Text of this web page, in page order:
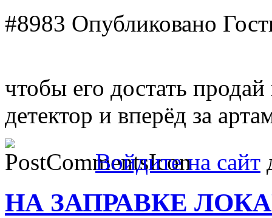
#8983 Опубликовано
чтобы его достать
детектор и вперёд за
Войдите на сайт
НА ЗАПРАВКЕ